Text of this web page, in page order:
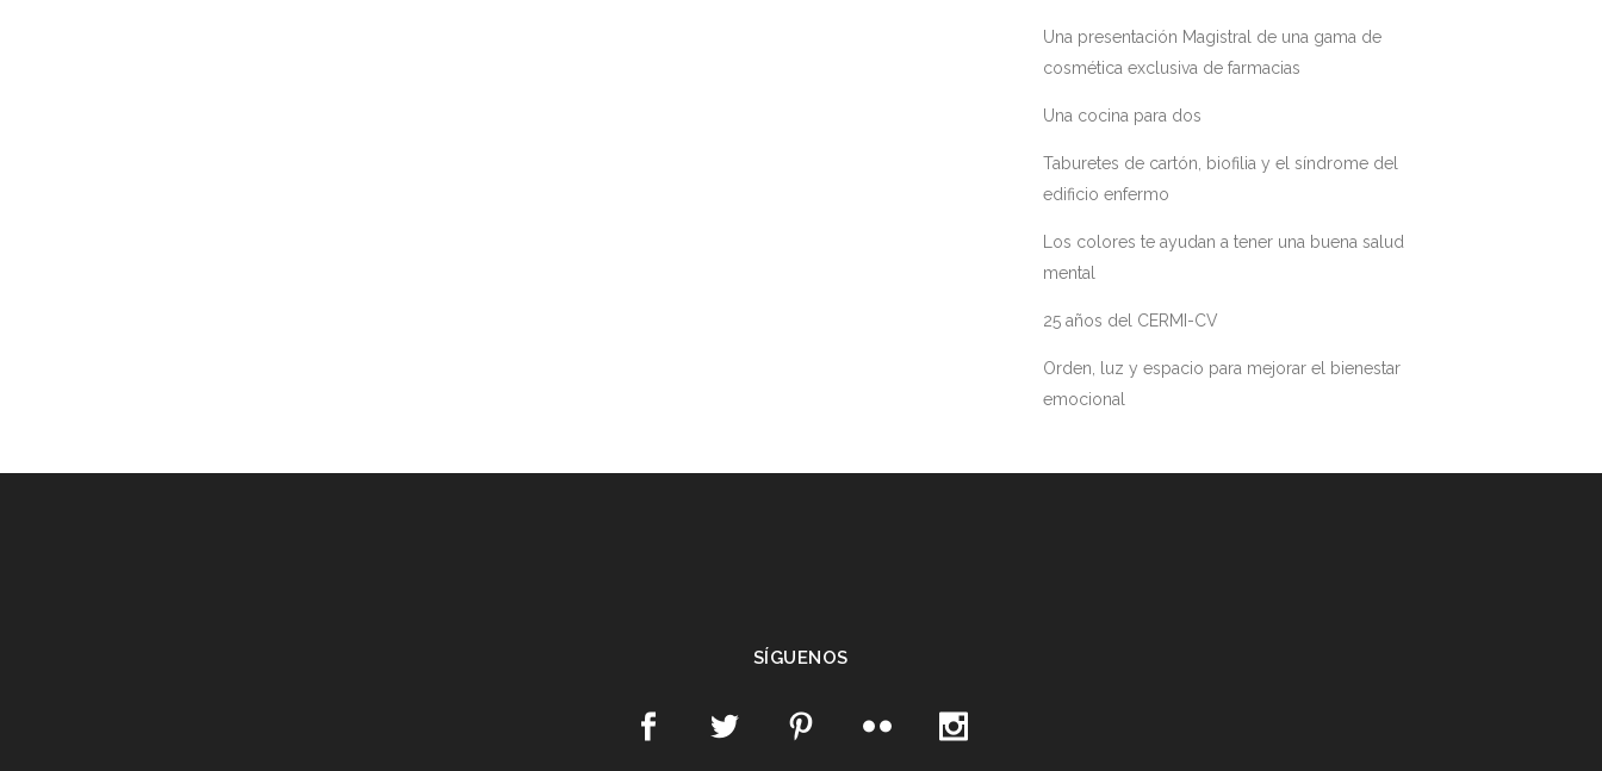
Una presentación Magistral de una gama de
cosmética exclusiva de farmacias
Una cocina para dos
Taburetes de cartón, biofilia y el síndrome del
edificio enfermo
Los colores te ayudan a tener una buena salud
mental
25 años del CERMI-CV
Orden, luz y espacio para mejorar el bienestar
emocional
SÍGUENOS